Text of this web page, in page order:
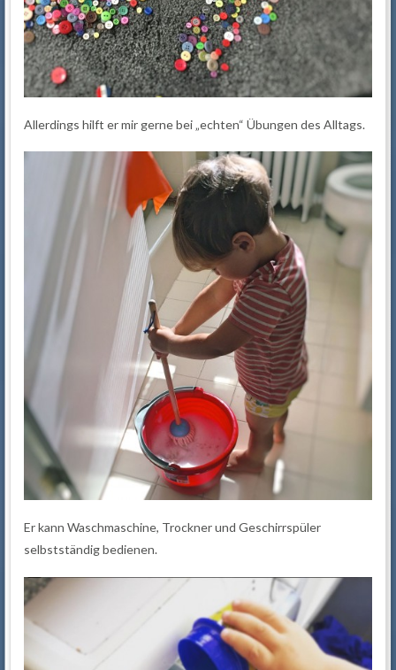
Allerdings hilft er mir gerne bei „echten“ Übungen des Alltags.
Er kann Waschmaschine, Trockner und Geschirrspüler
selbstständig bedienen.